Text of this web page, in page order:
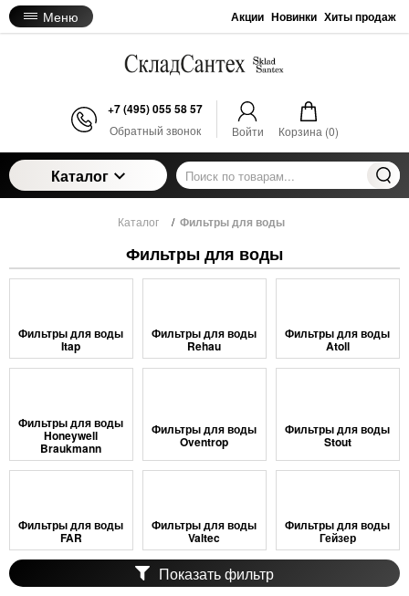
Меню Акции Новинки Хиты продаж
+7 (495) 055 58 57
Обратный звонок Войти Корзина (0)
Каталог
Каталог / Фильтры для воды
Фильтры для воды
Фильтры для воды
Itap
Фильтры для воды
Rehau
Фильтры для воды
Atoll
Фильтры для воды
Honeywell
Braukmann
Фильтры для воды
Oventrop
Фильтры для воды
Stout
Фильтры для воды
FAR
Фильтры для воды
Valtec
Фильтры для воды
Гейзер
Показать фильтр